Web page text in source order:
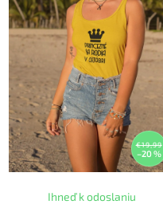
€19,99
–20 %
Ihneď k odoslaniu